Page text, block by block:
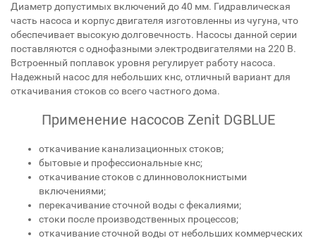
Диаметр допустимых включений до 40 мм. Гидравлическая
часть насоса и корпус двигателя изготовленны из чугуна, что
обеспечивает высокую долговечность. Насосы данной серии
поставляются с однофазными электродвигателями на 220 В.
Встроенный поплавок уровня регулирует работу насоса.
Надежный насос для небольших кнс, отличный вариант для
откачивания стоков со всего частного дома.
Применение насосов Zenit DGBLUE
откачивание канализационных стоков;
бытовые и профессиональные кнс;
откачивание стоков с длинноволокнистыми
включениями;
перекачивание сточной воды с фекалиями;
стоки после производственных процессов;
откачивание сточной воды от небольших коммерческих